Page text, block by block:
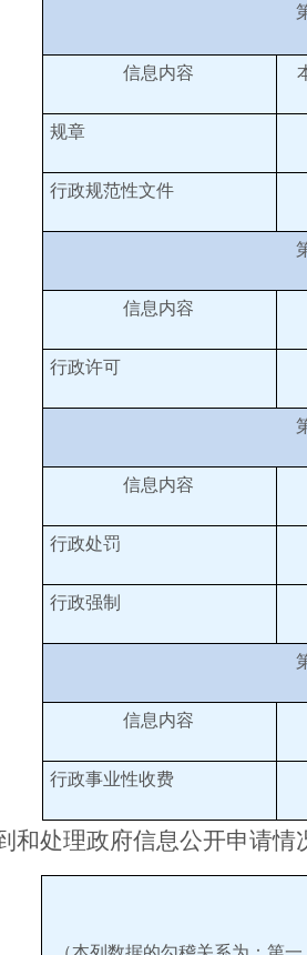
信息内容
规章
行政规范性文件
信息内容
行政许可
信息内容
行政处罚
行政强制
信息内容
行政事业性收费
和处理政府信息公开申请情